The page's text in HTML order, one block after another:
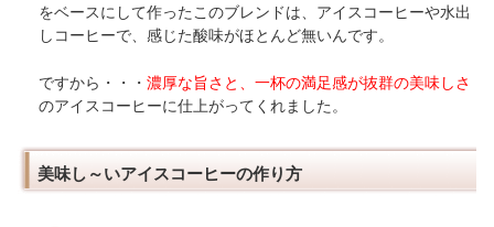
をベースにして作ったこのブレンドは、アイスコーヒーや水出
しコーヒーで、感じた酸味がほとんど無いんです。
ですから・・・ 濃厚な旨さと、一杯の満足感が抜群の美味しさ
のアイスコーヒーに仕上がってくれました。
美味し～いアイスコーヒーの作り方